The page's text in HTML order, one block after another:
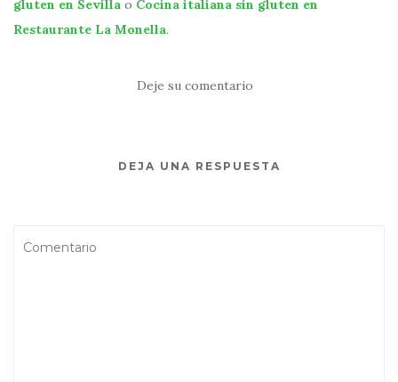
gluten en Sevilla o Cocina italiana sin gluten en
Restaurante La Monella.
Deje su comentario
DEJA UNA RESPUESTA